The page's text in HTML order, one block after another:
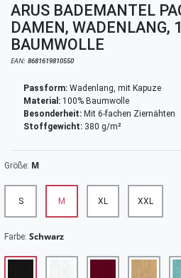
ARUS BADEMANTEL
DAMEN, WADENLANG,
BAUMWOLLE
EAN: 8681619810550
Passform: Wadenlang, mit Kapuze
Material: 100% Baumwolle
Besonderheit: Mit 6-fachen Ziernähten
Stoffgewicht: 380 g/m²
Größe: M
S M XL XXL
Farbe: Schwarz